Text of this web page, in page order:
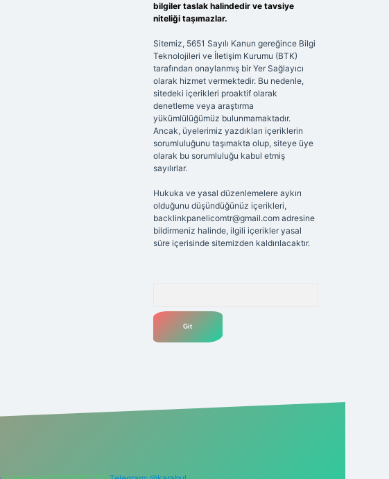
bilgiler taslak halindedir ve tavsiye
niteliği taşımazlar.
Sitemiz, 5651 Sayılı Kanun gereğince Bilgi
Teknolojileri ve İletişim Kurumu (BTK)
tarafından onaylanmış bir Yer Sağlayıcı
olarak hizmet vermektedir. Bu nedenle,
sitedeki içerikleri proaktif olarak
denetleme veya araştırma
yükümlülüğümüz bulunmamaktadır.
Ancak, üyelerimiz yazdıkları içeriklerin
sorumluluğunu taşımakta olup, siteye üye
olarak bu sorumluluğu kabul etmiş
sayılırlar.
Hukuka ve yasal düzenlemelere aykırı
olduğunu düşündüğünüz içerikleri,
backlinkpanelicomtr@gmail.comadresine
bildirmeniz halinde, ilgili içerikler yasal
süre içerisinde sitemizden kaldırılacaktır.